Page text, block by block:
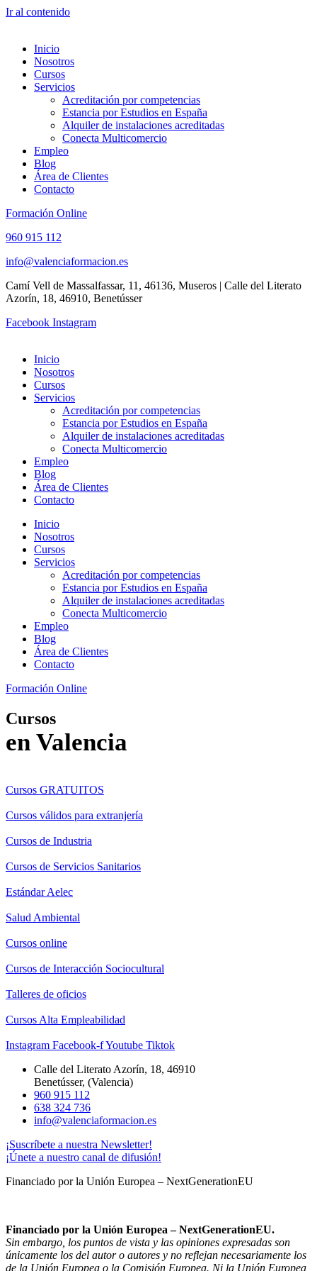
Ir al contenido
Inicio
Nosotros
Cursos
Servicios
Acreditación por competencias
Estancia por Estudios en España
Alquiler de instalaciones acreditadas
Conecta Multicomercio
Empleo
Blog
Área de Clientes
Contacto
Formación Online
960 915 112
info@valenciaformacion.es
Camí Vell de Massalfassar, 11, 46136, Museros | Calle del Literato
Azorín, 18, 46910, Benetússer
Facebook Instagram
Inicio
Nosotros
Cursos
Servicios
Acreditación por competencias
Estancia por Estudios en España
Alquiler de instalaciones acreditadas
Conecta Multicomercio
Empleo
Blog
Área de Clientes
Contacto
Inicio
Nosotros
Cursos
Servicios
Acreditación por competencias
Estancia por Estudios en España
Alquiler de instalaciones acreditadas
Conecta Multicomercio
Empleo
Blog
Área de Clientes
Contacto
Formación Online
Cursos
en Valencia
Cursos GRATUITOS
Cursos válidos para extranjería
Cursos de Industria
Cursos de Servicios Sanitarios
Estándar Aelec
Salud Ambiental
Cursos online
Cursos de Interacción Sociocultural
Talleres de oficios
Cursos Alta Empleabilidad
Instagram Facebook-fYoutube Tiktok
Calle del Literato Azorín, 18, 46910
Benetússer, (Valencia)
960 915 112
638 324 736
info@valenciaformacion.es
¡Suscríbete a nuestra Newsletter!
¡Únete a nuestro canal de difusión!
Financiado por la Unión Europea – NextGenerationEU
Financiado por la Unión Europea – NextGenerationEU.
Sin embargo, los puntos de vista y las opiniones expresadas son
únicamente los del autor o autores y no reflejan necesariamente los
de la Unión Europea o la Comisión Europea. Ni la Unión Europea